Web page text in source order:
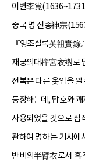
이변李㝸
중국 명 신종神宗
『영조실록英祖實
재궁의대梓宮衣襨로
전복은 다른 옷임을
등장하는데, 답호와 쾌
사용되었을 것으로 짐
관하여 명하는 기사에
반비의半臂衣로서 혹